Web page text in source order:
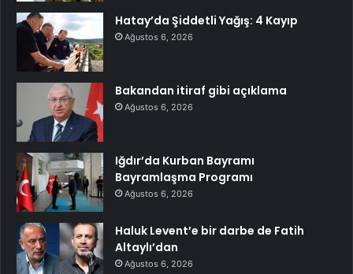
Hatay’da Şiddetli Yağış: 4 Kayıp
Ağustos 6, 2026
Bakandan itiraf gibi açıklama
Ağustos 6, 2026
Iğdır’da Kurban Bayramı
Bayramlaşma Programı
Ağustos 6, 2026
Haluk Levent’e bir darbe de Fatih
Altaylı’dan
Ağustos 6, 2026